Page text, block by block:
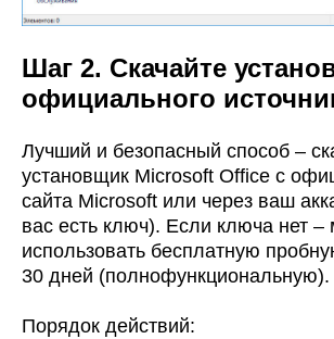
Шаг 2. Скачайте
официального
Лучший и безопасный способ –
установщик Microsoft Office с
сайта Microsoft или через ваш
вас есть ключ). Если ключа нет –
использовать бесплатную
30 дней (полнофункциональную).
Порядок действий: